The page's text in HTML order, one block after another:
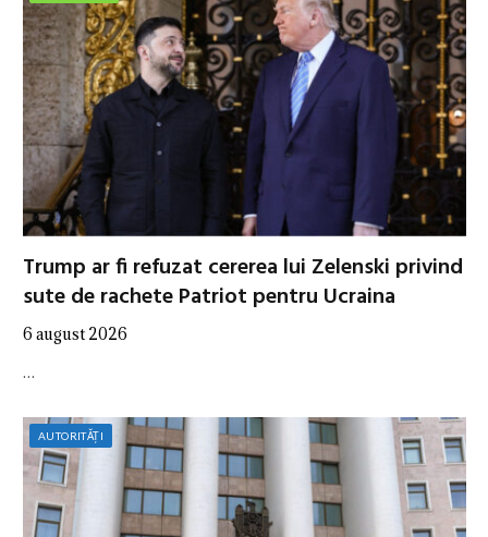
Trump ar fi refuzat cererea lui Zelenski privind
sute de rachete Patriot pentru Ucraina
6 august 2026
…
AUTORITĂȚI